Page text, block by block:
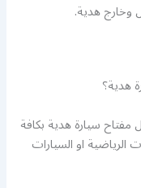
وخارج هدية.
هدية؟
سيارة هدية بكافة
الرياضية او السيارات